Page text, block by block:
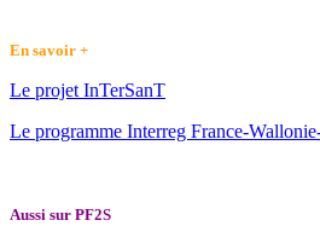
En savoir +
Le projet InTerSanT
Le programme Interreg France-
Aussi sur PF2S